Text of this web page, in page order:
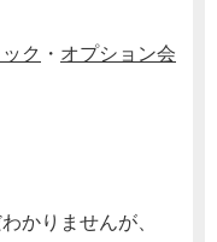
ク ・ オプション会
かりませんが、